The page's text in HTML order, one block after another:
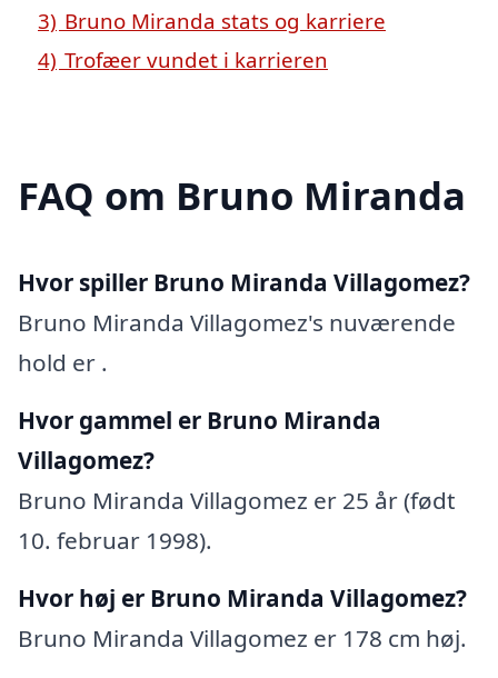
3) Bruno Miranda stats og karriere
4) Trofæer vundet i karrieren
FAQ om Bruno Miranda
Hvor spiller Bruno Miranda Villagomez?
Bruno Miranda Villagomez's nuværende
hold er .
Hvor gammel er Bruno Miranda
Villagomez?
Bruno Miranda Villagomez er 25 år (født
10. februar 1998).
Hvor høj er Bruno Miranda Villagomez?
Bruno Miranda Villagomez er 178 cm høj.